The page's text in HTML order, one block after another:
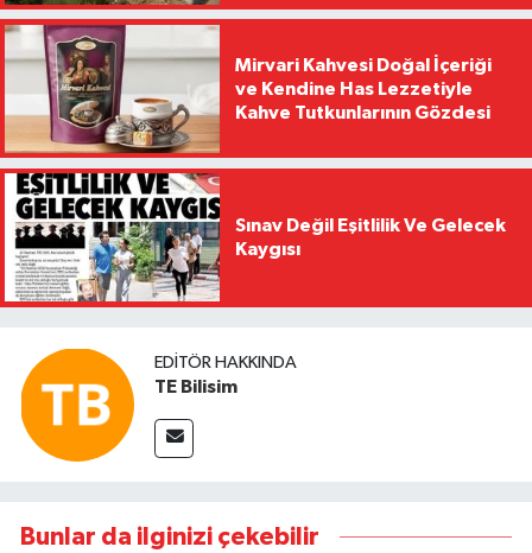
Mirvari Kahvesi Doğal İçeriği
ve Kendine Has Lezzetiyle
Kahve Tutkunlarının Gözdesi
Sınav Değil Eşitlilik Ve Gelecek
Kaygısı
EDITÖR HAKKINDA
TE Bilisim
Bunlar da ilginizi çekebilir